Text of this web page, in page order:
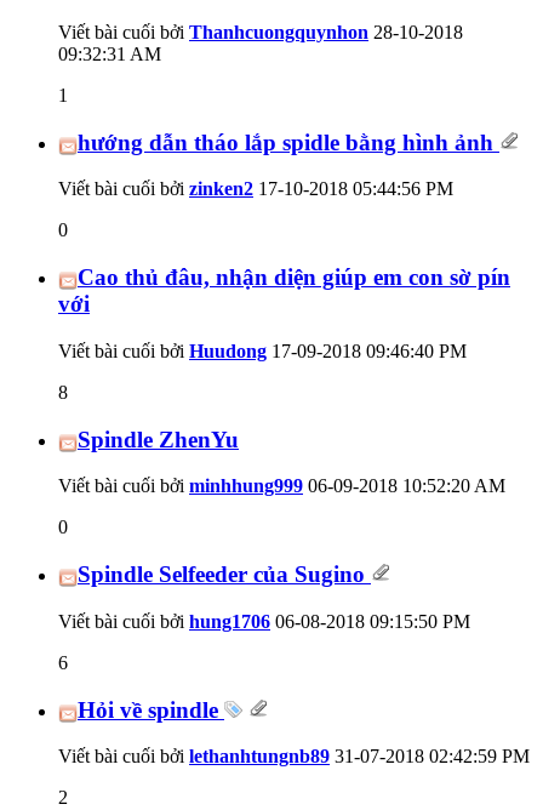
Viết bài cuối bởi Thanhcuongquynhon 28-10-2018
09:32:31 AM
1
hướng dẫn tháo lắp spidle bằng hình ảnh
Viết bài cuối bởi zinken2 17-10-2018 05:44:56 PM
0
Cao thủ đâu, nhận diện giúp em con sờ pín
với
Viết bài cuối bởi Huudong 17-09-2018 09:46:40 PM
8
Spindle ZhenYu
Viết bài cuối bởi minhhung999 06-09-2018 10:52:20 AM
0
Spindle Selfeeder của Sugino
Viết bài cuối bởi hung1706 06-08-2018 09:15:50 PM
6
Hỏi về spindle
Viết bài cuối bởi lethanhtungnb89 31-07-2018 02:42:59 PM
2